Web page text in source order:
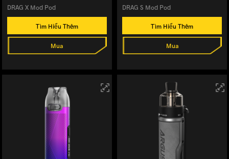
DRAG X Mod Pod
Tìm Hiểu Thêm
Mua
DRAG S Mod Pod
Tìm Hiểu Thêm
Mua